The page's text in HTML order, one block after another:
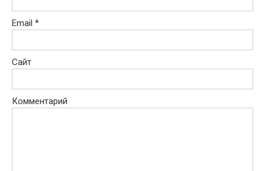
Email *
Сайт
Комментарий